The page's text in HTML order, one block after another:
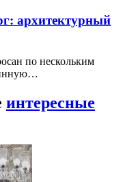
архитектурный
по нескольким
интересные